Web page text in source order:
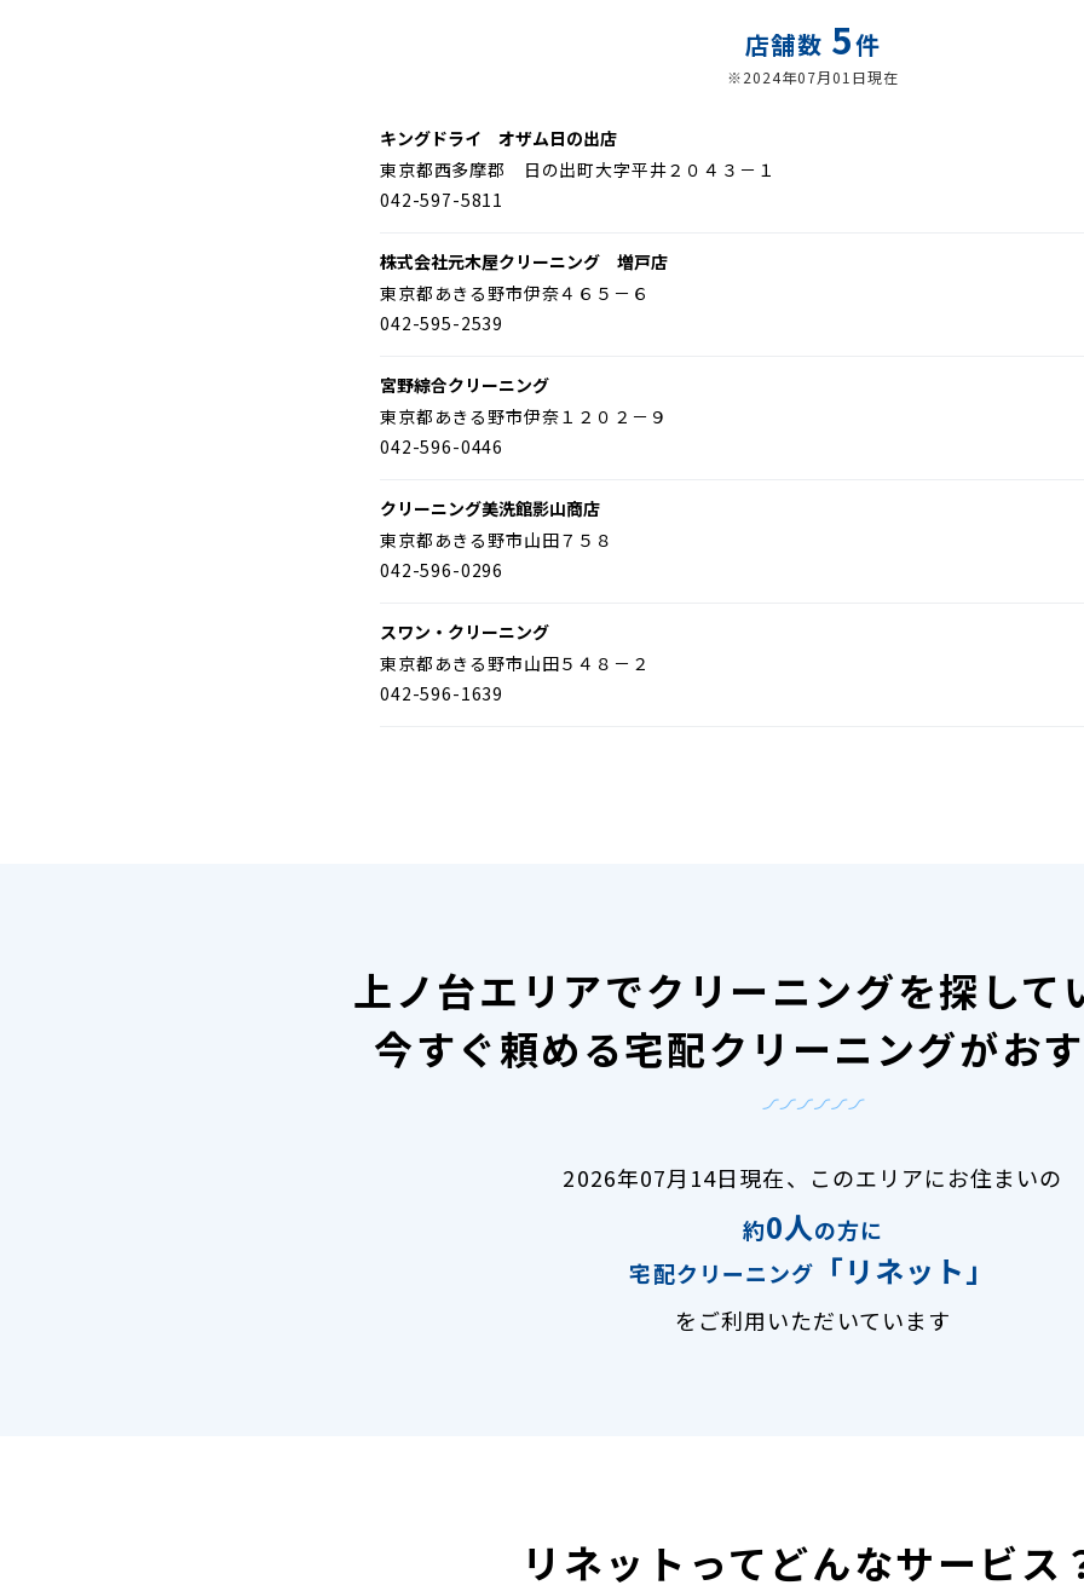
店舗数 5件
※2024年07月01日現在
キングドライ オザム日の出店
東京都西多摩郡 日の出町大字平井２０４３－１
042-597-5811
株式会社元木屋クリーニング 増戸店
東京都あきる野市伊奈４６５－６
042-595-2539
宮野綜合クリーニング
東京都あきる野市伊奈１２０２－９
042-596-0446
クリーニング美洗館影山商店
東京都あきる野市山田７５８
042-596-0296
スワン・クリーニング
東京都あきる野市山田５４８－２
042-596-1639
上ノ台エリアでクリーニングを探して
今すぐ頼める宅配クリーニングがお
2026年07月14日現在、
このエリアにお住まいの
約0人の方に
宅配クリーニング
「リネット」
をご利用いただいています
リネットってどんなサービス